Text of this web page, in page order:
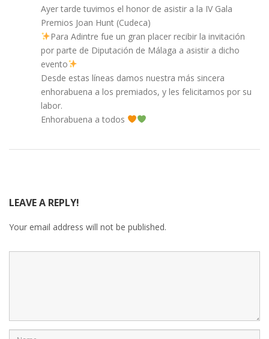
Ayer tarde tuvimos el honor de asistir a la IV Gala
Premios Joan Hunt (Cudeca)
Para Adintre fue un gran placer recibir la invitación
por parte de Diputación de Málaga a asistir a dicho
evento
Desde estas líneas damos nuestra más sincera
enhorabuena a los premiados, y les felicitamos por su
labor.
Enhorabuena a todos
LEAVE A REPLY!
Your email address will not be published.